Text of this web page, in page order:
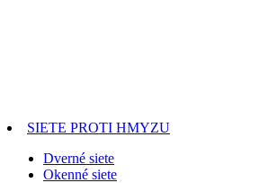
SIETE PROTI HMYZU
Dverné siete
Okenné siete